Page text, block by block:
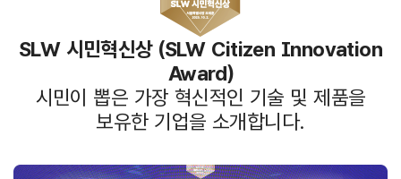
SLW 시민혁신상 (SLW Citizen Innovation
Award)
시민이 뽑은 가장 혁신적인 기술 및 제품을
보유한 기업을 소개합니다.